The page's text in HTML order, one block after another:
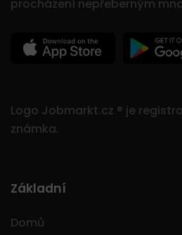
procházení nepřeberným
Logo Jobmarkt.cz ® je
známka.
Základní
Domů